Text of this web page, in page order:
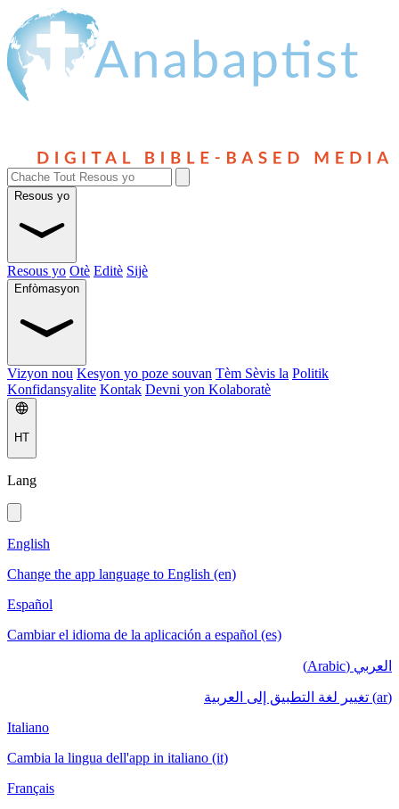
Resous yo
Resous yo Otè Editè Sijè
Enfòmasyon
Vizyon nou Kesyon yo poze souvan Tèm Sèvis la Politik
Konfidansyalite Kontak Devni yon Kolaboratè
HT
Lang
English
Change the app language to English (en)
Español
Cambiar el idioma de la aplicación a español (es)
العربي (Arabic)
(ar) تغيير لغة التطبيق إلى العربية
Italiano
Cambia la lingua dell'app in italiano (it)
Français